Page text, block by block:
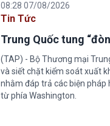
08:28 07/08/2026
Tin Tức
Trung Quốc tung
(TAP) - Bộ Thương mại
và siết chặt kiểm soát xuất
nhằm đáp trả các biện pháp
từ phía Washington.